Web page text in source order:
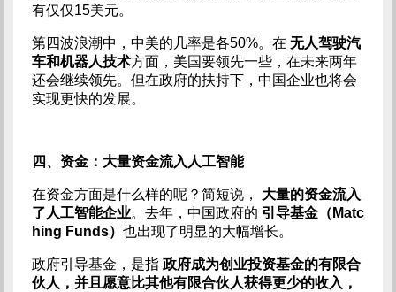
有仅仅15美元。
第四波浪潮中，中美的几率是各50%。在 无人驾驶汽
车和机器人技术方面，美国要领先一些，在未来两年
还会继续领先。但在政府的扶持下，中国企业也将会
实现更快的发展。
四、资金：大量资金流入人工智能
在资金方面是什么样的呢？简短说， 大量的资金流入
了人工智能企业。去年，中国政府的 引导基金（Matc
hing Funds） 也出现了明显的大幅增长。
政府引导基金，是指 政府成为创业投资基金的有限合
伙人，并且愿意比其他有限合伙人获得更少的收入，